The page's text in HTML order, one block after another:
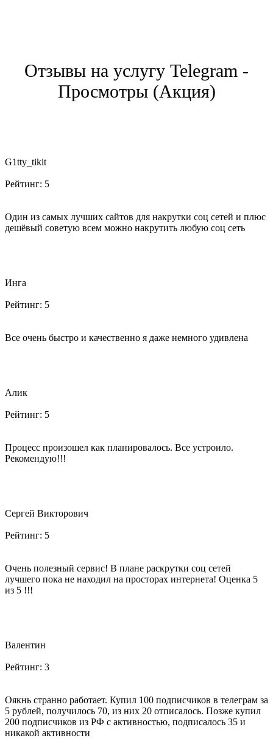
Отзывы на услугу Telegram -
Просмотры (Акция)
G1tty_tikit
Рейтинг: 5
Один из самых лучших сайтов для накрутки соц сетей и плюс
дешёвый советую всем можно накрутить любую соц сеть
Инга
Рейтинг: 5
Все очень быстро и качественно я даже немного удивлена
Алик
Рейтинг: 5
Процесс произошел как планировалось. Все устроило.
Рекомендую!!!
Сергей Викторович
Рейтинг: 5
Очень полезный сервис! В плане раскрутки соц сетей
лучшего пока не находил на просторах интернета! Оценка 5
из 5 !!!
Валентин
Рейтинг: 3
Оякнь странно работает. Купил 100 подписчиков в телеграм за
5 рублей, получилось 70, из них 20 отписалось. Позже купил
200 подписчиков из РФ с активностью, подписалось 35 и
никакой активности